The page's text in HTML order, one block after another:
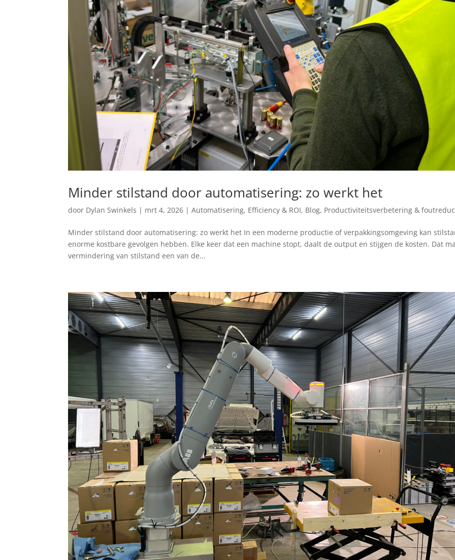
Minder stilstand door automatisering: zo werkt het
door Dylan Swinkels | mrt 4, 2026 |Automatisering, Efficiency & ROI, Blog, Productiviteitsverbetering &
Minder stilstand door automatisering: zo werkt het In een moderne productie of verpakkingsomgeving kan
enorme kostbare gevolgen hebben. Elke keer dat een machine stopt, daalt de output en stijgen de kosten. Dat
vermindering van stilstand een van de...